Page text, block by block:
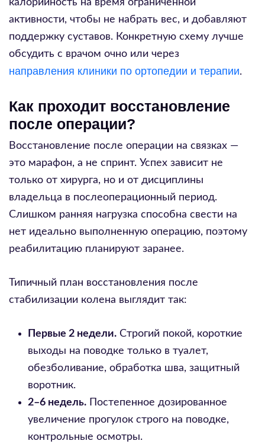
калорийность на время ограниченной
активности, чтобы не набрать вес, и добавляют
поддержку суставов. Конкретную схему лучше
обсудить с врачом очно или через
направления клиники по ортопедии и терапии.
Как проходит восстановление
после операции?
Восстановление после операции на связках —
это марафон, а не спринт. Успех зависит не
только от хирурга, но и от дисциплины
владельца в послеоперационный период.
Слишком ранняя нагрузка способна свести на
нет идеально выполненную операцию, поэтому
реабилитацию планируют заранее.
Типичный план восстановления после
стабилизации колена выглядит так:
Первые 2 недели. Строгий покой, короткие
выходы на поводке только в туалет,
обезболивание, обработка шва, защитный
воротник.
2–6 недель. Постепенное дозированное
увеличение прогулок строго на поводке,
контрольные осмотры.